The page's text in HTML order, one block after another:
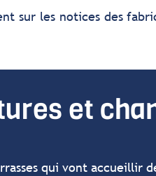
sur les notices des
et
qui vont accueillir